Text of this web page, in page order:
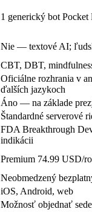
1 generický bot
Nie — textové AI;
CBT, DBT,
Oficiálne rozhrania v
ďalších jazykoch
Áno — na základe
Štandardné serverové
FDA Breakthrough
indikácii
Premium 74.99 USD/
Neobmedzený
iOS, Android, web
Možnosť objednať